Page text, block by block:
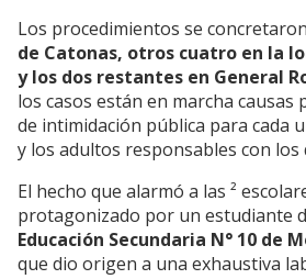
Los procedimientos se
de Catonas, otros cuatro en la
y los dos restantes en General
los casos están en marcha causas
de intimidación pública para cada
y los adultos responsables con los
El hecho que alarmó a las ²
protagonizado por un estudiante
Educación Secundaria N° 10 de
que dio origen a una exhaustiva